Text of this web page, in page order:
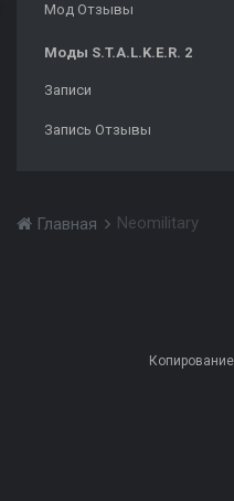
Мод Отзывы
Моды S.T.A.L.K.E.R. 2
Записи
Запись Отзывы
Главная Neomilitary